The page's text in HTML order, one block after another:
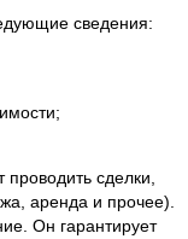
сведения:
сделки,
аренда и прочее).
Он гарантирует